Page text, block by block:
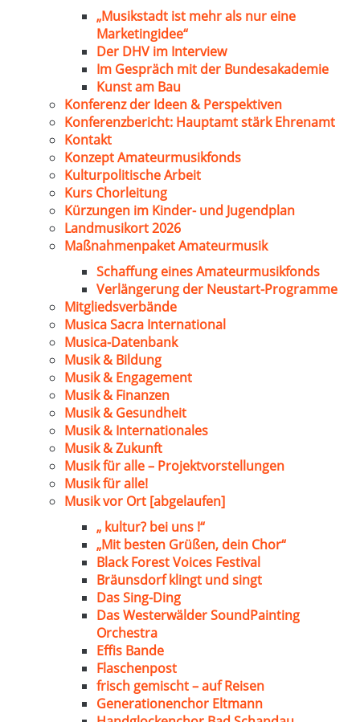
„Musikstadt ist mehr als nur eine
Marketingidee“
Der DHV im Interview
Im Gespräch mit der Bundesakademie
Kunst am Bau
Konferenz der Ideen & Perspektiven
Konferenzbericht: Hauptamt stärk Ehrenamt
Kontakt
Konzept Amateurmusikfonds
Kulturpolitische Arbeit
Kurs Chorleitung
Kürzungen im Kinder- und Jugendplan
Landmusikort 2026
Maßnahmenpaket Amateurmusik
Schaffung eines Amateurmusikfonds
Verlängerung der Neustart-Programme
Mitgliedsverbände
Musica Sacra International
Musica-Datenbank
Musik & Bildung
Musik & Engagement
Musik & Finanzen
Musik & Gesundheit
Musik & Internationales
Musik & Zukunft
Musik für alle – Projektvorstellungen
Musik für alle!
Musik vor Ort [abgelaufen]
„ kultur? bei uns !“
„Mit besten Grüßen, dein Chor“
Black Forest Voices Festival
Bräunsdorf klingt und singt
Das Sing-Ding
Das Westerwälder SoundPainting
Orchestra
Effis Bande
Flaschenpost
frisch gemischt – auf Reisen
Generationenchor Eltmann